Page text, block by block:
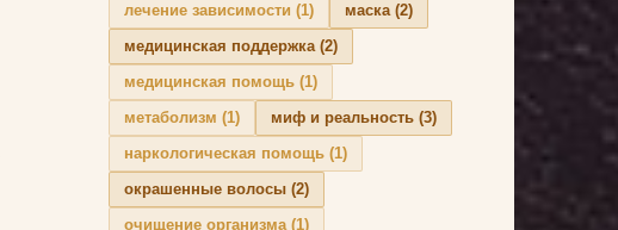
лечение зависимости (1) маска(2)
медицинская поддержка(2)
медицинская помощь (1)
метаболизм (1) миф и реальность (3)
наркологическая помощь (1)
окрашенные волосы (2)
очищение организма(1)